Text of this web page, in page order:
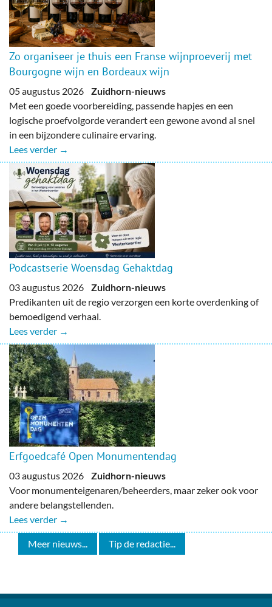
Zo organiseer je thuis een Franse wijnproeverij met
Bourgogne wijn en Bordeaux wijn
05 augustus 2026 Zuidhorn-nieuws
Met een goede voorbereiding, passende hapjes en een
logische proefvolgorde verandert een gewone avond al snel
in een bijzondere culinaire ervaring.
Lees verder →
Podcastserie Woensdag Gehaktdag
03 augustus 2026 Zuidhorn-nieuws
Predikanten uit de regio verzorgen een korte overdenking of
bemoedigend verhaal.
Lees verder →
Erfgoedcafé Open Monumentendag
03 augustus 2026 Zuidhorn-nieuws
Voor monumenteigenaren/beheerders, maar zeker ook voor
andere belangstellenden.
Lees verder →
Meer nieuws... Tip de redactie...